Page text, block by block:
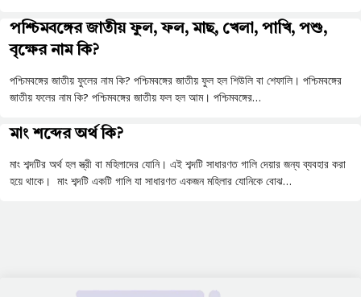
পশ্চিমবঙ্গের জাতীয় ফুল, ফল, মাছ, খেলা, পাখি, পশু,
বৃক্ষের নাম কি?
পশ্চিমবঙ্গের জাতীয় ফুলের নাম কি? পশ্চিমবঙ্গের জাতীয় ফুল হল শিউলি বা শেফালি। পশ্চিমবঙ্গের
জাতীয় ফলের নাম কি? পশ্চিমবঙ্গের জাতীয় ফল হল আম। পশ্চিমবঙ্গের…
মাং শব্দের অর্থ কি?
মাং শব্দটির অর্থ হল স্ত্রী বা মহিলাদের যোনি। এই শব্দটি সাধারণত গালি দেয়ার জন্য ব্যবহার করা
হয়ে থাকে। মাং শব্দটি একটি গালি যা সাধারণত একজন মহিলার যোনিকে বোঝ…